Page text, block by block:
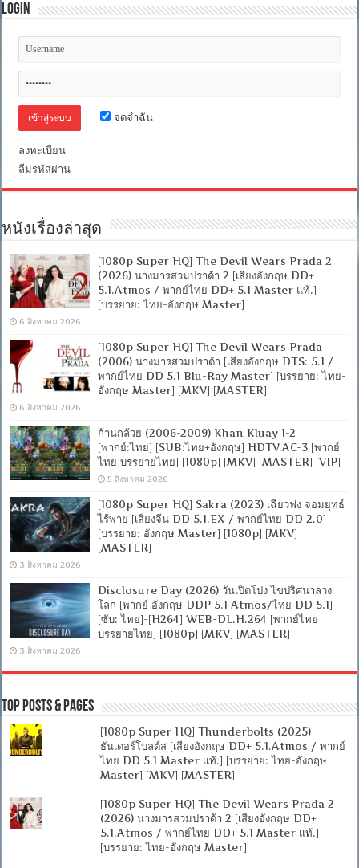
Login
จดจำฉัน
ลงทะเบียน
ลืมรหัสผ่าน
หนังเรื่องล่าสุด
[1080p Super HQ] The Devil Wears Prada 2
(2026) นางมารสวมปราด้า 2 [เสียงอังกฤษ DD+
5.1.Atmos / พากย์ไทย DD+ 5.1 Master แท้.]
[บรรยาย: ไทย-อังกฤษ Master]
6 สิงหาคม 2026
[1080p Super HQ] The Devil Wears Prada
(2006) นางมารสวมปราด้า [เสียงอังกฤษ DTS: 5.1 /
พากย์ไทย DD 5.1 Blu-Ray Master] [บรรยาย: ไทย-
อังกฤษ Master] [MKV] [MASTER]
6 สิงหาคม 2026
ก้านกล้วย (2006-2009) Khan Kluay 1-2
[พากย์:ไทย] [SUB:ไทย+อังกฤษ] HDTV.AC-3 [พากย์
ไทย บรรยายไทย] [1080p] [MKV] [MASTER] [VIP]
5 สิงหาคม 2026
[1080p Super HQ] Sakra (2023) เฉียวฟง จอมยุทธ์
ไร้พ่าย [เสียงจีน DD 5.1.EX / พากย์ไทย DD 2.0]
[บรรยาย: อังกฤษ Master] [1080p] [MKV]
[MASTER]
3 สิงหาคม 2026
Disclosure Day (2026) วันเปิดโปง ไขปริศนาลวง
โลก [พากย์ อังกฤษ DDP 5.1 Atmos/ไทย DD 5.1]-
[ซับ: ไทย]-[H264] WEB-DL.H.264 [พากย์ไทย
บรรยายไทย] [1080p] [MKV] [MASTER]
3 สิงหาคม 2026
Top Posts & Pages
[1080p Super HQ] Thunderbolts (2025)
ธันเดอร์โบลต์ส [เสียงอังกฤษ DD+ 5.1.Atmos / พากย์
ไทย DD 5.1 Master แท้.] [บรรยาย: ไทย-อังกฤษ
Master] [MKV] [MASTER]
[1080p Super HQ] The Devil Wears Prada 2
(2026) นางมารสวมปราด้า 2 [เสียงอังกฤษ DD+
5.1.Atmos / พากย์ไทย DD+ 5.1 Master แท้.]
[บรรยาย: ไทย-อังกฤษ Master]